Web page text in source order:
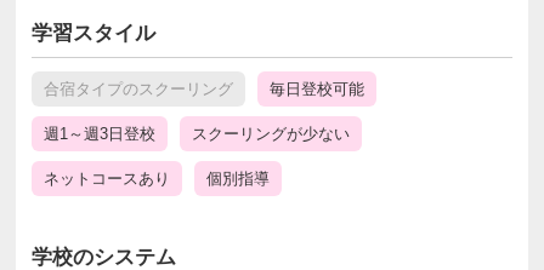
学習スタイル
合宿タイプのスクーリング 毎日登校可能
週1～週3日登校 スクーリングが少ない
ネットコースあり 個別指導
学校のシステム